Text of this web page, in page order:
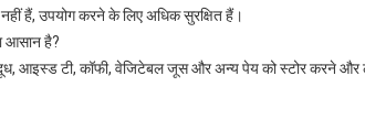
हैं, उपयोग करने के लिए अधिक सुरक्षित हैं।
आसान है?
आइस्ड टी, कॉफी, वेजिटेबल जूस और अन्य पेय को स्टोर करने और ले